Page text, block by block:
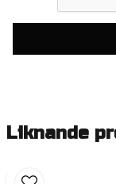
Liknande